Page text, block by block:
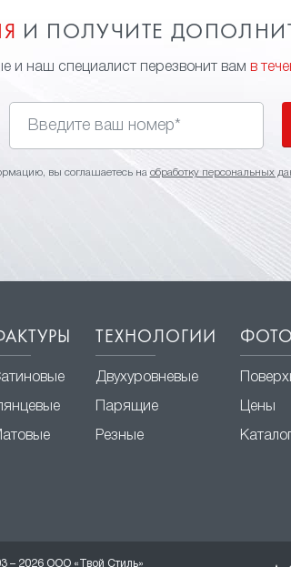
И ПОЛУЧИТЕ
и наш специалист перезвонит вам в
вы соглашаетесь на обработку персональных
ТЕХНОЛОГИИ
Двухуровневые
Парящие
Резные
Цены
– 2026 ООО «Твой Стиль»